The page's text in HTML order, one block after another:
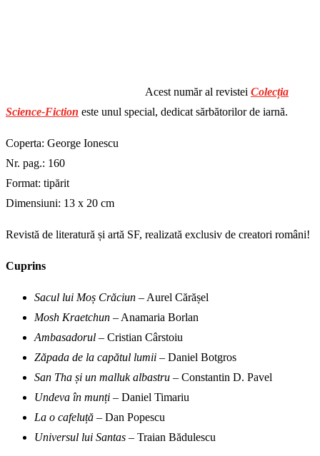
Acest număr al revistei Colecția
Science-Fiction este unul special, dedicat sărbătorilor de iarnă.
Coperta: George Ionescu
Nr. pag.: 160
Format: tipărit
Dimensiuni: 13 x 20 cm
Revistă de literatură și artă SF, realizată exclusiv de creatori români!
Cuprins
Sacul lui Moș Crăciun – Aurel Cărășel
Mosh Kraetchun – Anamaria Borlan
Ambasadorul – Cristian Cârstoiu
Zăpada de la capătul lumii – Daniel Botgros
San Tha și un malluk albastru – Constantin D. Pavel
Undeva în munți – Daniel Timariu
La o cafeluță – Dan Popescu
Universul lui Santas – Traian Bădulescu